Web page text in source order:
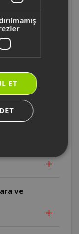
ve
duman
ve
mi?
ve
ve
ET